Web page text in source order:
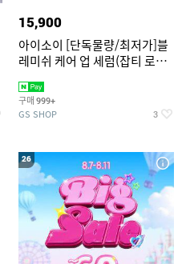
15,900
아이소이 [단독물량/최저가]블
레미쉬 케어 업 세럼(잡티 로즈
2027-04-24)
구매 999+
GS SHOP 3
26